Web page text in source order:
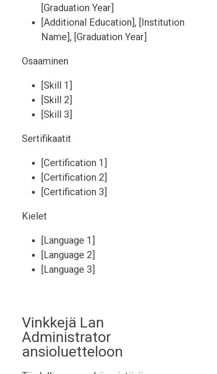
[Graduation Year]
[Additional Education], [Institution
Name], [Graduation Year]
Osaaminen
[Skill 1]
[Skill 2]
[Skill 3]
Sertifikaatit
[Certification 1]
[Certification 2]
[Certification 3]
Kielet
[Language 1]
[Language 2]
[Language 3]
Vinkkejä Lan
Administrator
ansioluetteloon